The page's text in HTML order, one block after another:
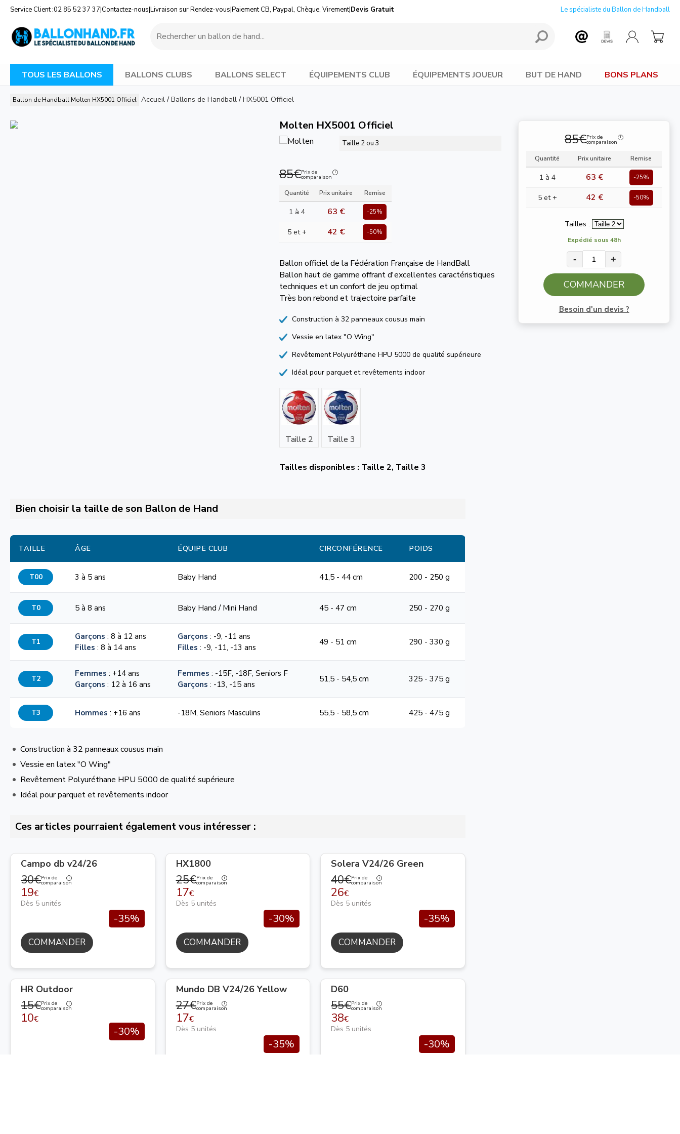
Service Client :02 85 52 37 37|Contactez-nous|Livraison sur Rendez-vous|Paiement CB, Paypal, Chèque, Virement|Devis Gratuit Le spécialiste du Ballon de Handball
TOUS LES BALLONS BALLONS CLUBS BALLONS SELECT ÉQUIPEMENTS CLUB ÉQUIPEMENTS JOUEUR BUT DE HAND BONS PLANS
Ballon de Handball Molten HX5001 Officiel Accueil/ Ballons de Handball/ HX5001 Officiel
85€Prix de
comparaison
Quantité Prix unitaire Remise
1 à 4 63 € -25%
5 et + 42 € -50%
Tailles :
Expédié sous 48h
- +
COMMANDER
Besoin d'un devis ?
Molten HX5001 Officiel
Taille 2 ou 3
85€Prix de
comparaison
Quantité Prix unitaire Remise
1 à 4 63 € -25%
5 et + 42 € -50%
Ballon officiel de la Fédération Française de HandBall
Ballon haut de gamme offrant d'excellentes caractéristiques
techniques et un confort de jeu optimal
Très bon rebond et trajectoire parfaite
Construction à 32 panneaux cousus main
Vessie en latex "O Wing"
Revêtement Polyuréthane HPU 5000 de qualité supérieure
Idéal pour parquet et revêtements indoor
Taille 2 Taille 3
Tailles disponibles : Taille 2, Taille 3
Bien choisir la taille de son Ballon de Hand
TAILLE ÂGE ÉQUIPE CLUB CIRCONFÉRENCE POIDS
T00 3 à 5 ans Baby Hand 41,5 - 44 cm 200 - 250 g
T0 5 à 8 ans Baby Hand / Mini Hand 45 - 47 cm 250 - 270 g
T1
Garçons : 8 à 12 ans
Filles : 8 à 14 ans
Garçons : -9, -11 ans
Filles : -9, -11, -13 ans
49 - 51 cm 290 - 330 g
T2
Femmes : +14 ans
Garçons : 12 à 16 ans
Femmes : -15F, -18F, Seniors F
Garçons : -13, -15 ans
51,5 - 54,5 cm 325 - 375 g
T3 Hommes : +16 ans -18M, Seniors Masculins 55,5 - 58,5 cm 425 - 475 g
Construction à 32 panneaux cousus main
Vessie en latex "O Wing"
Revêtement Polyuréthane HPU 5000 de qualité supérieure
Idéal pour parquet et revêtements indoor
Ces articles pourraient également vous intéresser :
Campo db v24/26
30€Prix de
comparaison
19€
Dès 5 unités
-35%
COMMANDER
HX1800
25€Prix de
comparaison
17€
Dès 5 unités
-30%
COMMANDER
Solera V24/26 Green
40€Prix de
comparaison
26€
Dès 5 unités
-35%
COMMANDER
HR Outdoor
15€Prix de
comparaison
10€
-30%
Mundo DB V24/26 Yellow
27€Prix de
comparaison
17€
Dès 5 unités
-35%
D60
55€Prix de
comparaison
38€
Dès 5 unités
-30%